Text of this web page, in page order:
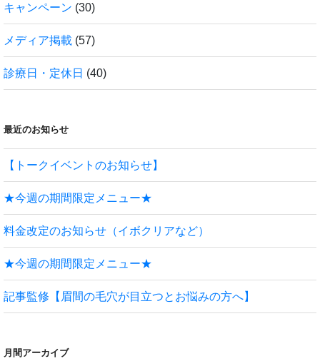
キャンペーン (30)
メディア掲載 (57)
診療日・定休日 (40)
最近のお知らせ
【トークイベントのお知らせ】
★今週の期間限定メニュー★
料金改定のお知らせ（イボクリアなど）
★今週の期間限定メニュー★
記事監修【眉間の毛穴が目立つとお悩みの方へ】
月間アーカイブ